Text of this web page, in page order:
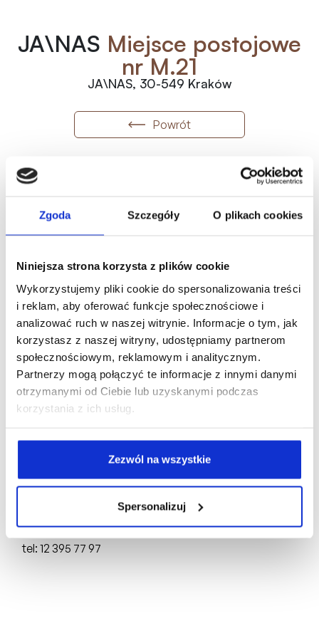
Zgoda Szczegóły O plikach cookies
Niniejsza strona korzysta z plików cookie
Wykorzystujemy pliki cookie do spersonalizowania treści
i reklam, aby oferować funkcje społecznościowe i
analizować ruch w naszej witrynie. Informacje o tym, jak
korzystasz z naszej witryny, udostępniamy partnerom
społecznościowym, reklamowym i analitycznym.
Partnerzy mogą połączyć te informacje z innymi danymi
otrzymanymi od Ciebie lub uzyskanymi podczas
korzystania z ich usług.
Zezwól na wszystkie
Spersonalizuj
JA\NAS Miejsce postojowe
nr M.21
JA\NAS, 30-549 Kraków
Powrót
Metraż
1.00m Wolne 80 000zł/m2
80 000.00
Oferta indywidualna
Karta mieszkania
Biuro Sprzedaży:
ul. Mogilska 43, 31-545 Kraków
Deweloper:
FRACTHON KĄCIK Sp. z o.o.
NIP: 6751750696, REGON: 388844651,
KRS: 0000898691
tel: 12 395 77 97